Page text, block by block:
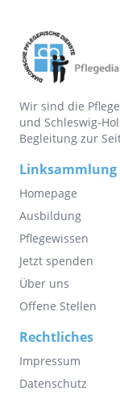
Wir sind die
und Schleswig-
Begleitung zur
Linksammlung
Homepage
Ausbildung
Pflegewissen
Jetzt spenden
Über uns
Offene Stellen
Rechtliches
Impressum
Datenschutz